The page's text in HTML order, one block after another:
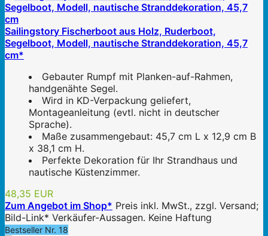
Sailingstory Fischerboot aus Holz, Ruderboot,
Segelboot, Modell, nautische Stranddekoration, 45,7
cm*
Gebauter Rumpf mit Planken-auf-Rahmen,
handgenähte Segel.
Wird in KD-Verpackung geliefert,
Montageanleitung (evtl. nicht in deutscher
Sprache).
Maße zusammengebaut: 45,7 cm L x 12,9 cm B
x 38,1 cm H.
Perfekte Dekoration für Ihr Strandhaus und
nautische Küstenzimmer.
48,35 EUR
Zum Angebot im Shop* Preis inkl. MwSt., zzgl. Versand;
Bild-Link* Verkäufer-Aussagen. Keine Haftung
Bestseller Nr. 18